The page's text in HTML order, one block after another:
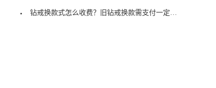
钻戒换款式怎么收费？旧钻戒换款需支付一定差额